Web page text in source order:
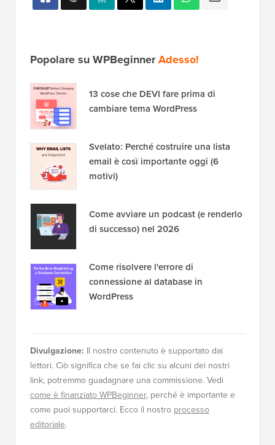
Popolare su WPBeginnerAdesso!
13 cose che DEVI fare prima di
cambiare tema WordPress
Svelato: Perché costruire una lista
email è così importante oggi (6
motivi)
Come avviare un podcast (e renderlo
di successo) nel 2026
Come risolvere l'errore di
connessione al database in
WordPress
Divulgazione: Il nostro contenuto è supportato dai
lettori. Ciò significa che se fai clic su alcuni dei nostri
link, potremmo guadagnare una commissione. Vedi
come è finanziato WPBeginner, perché è importante e
come puoi supportarci. Ecco il nostro processo
editoriale.